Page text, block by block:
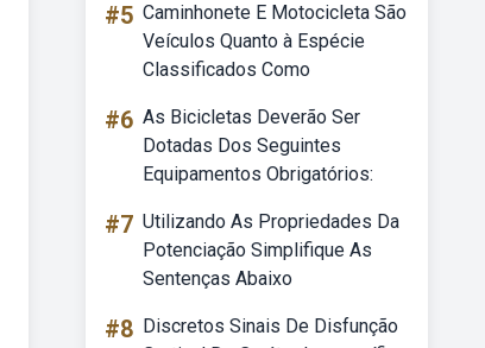
#5 Caminhonete E Motocicleta São
Veículos Quanto à Espécie
Classificados Como
#6 As Bicicletas Deverão Ser
Dotadas Dos Seguintes
Equipamentos Obrigatórios:
#7 Utilizando As Propriedades Da
Potenciação Simplifique As
Sentenças Abaixo
#8 Discretos Sinais De Disfunção